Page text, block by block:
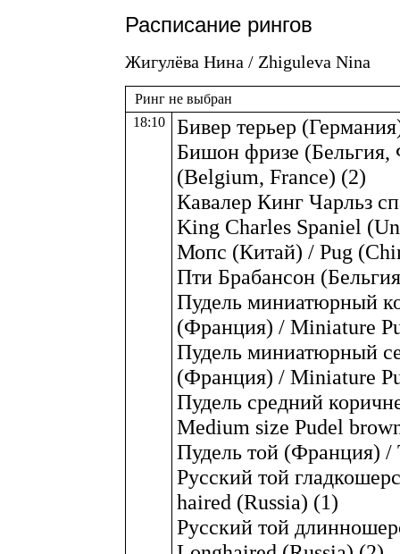
Расписание рингов
Жигулëва Нина / Zhiguleva Nina
Ринг не выбран
18:10
Бивер терьер
Бишон фризе
(Belgium, France) (2)
Кавалер Кинг Чарльз
King Charles Spaniel
Мопс (Китай) / Pug
Пти Брабансон
Пудель миниатюрный
(Франция) / Miniature
Пудель миниатюрный
(Франция) / Miniature
Пудель средний
Medium size Pudel
Пудель той (Франция) /
Русский той
haired (Russia) (1)
Русский той